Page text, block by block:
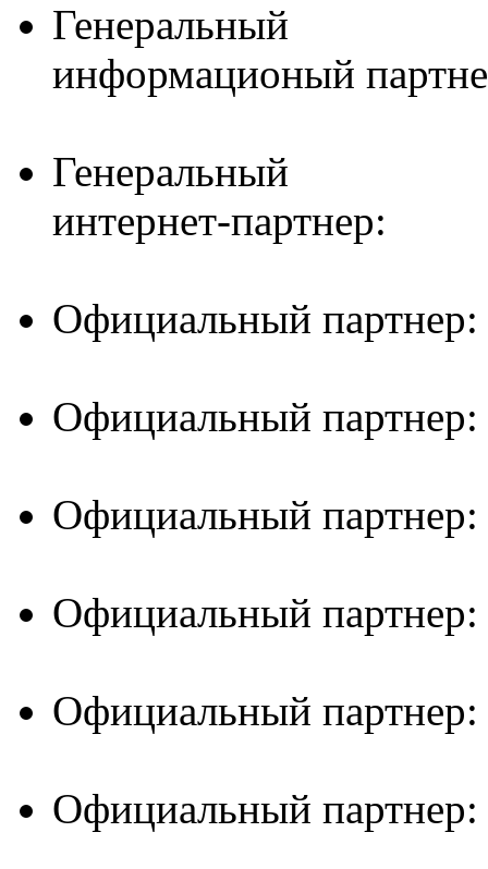
Генеральный
информационый
Генеральный
интернет-партнер:
Официальный партнер:
Официальный партнер:
Официальный партнер:
Официальный партнер:
Официальный партнер:
Официальный партнер: